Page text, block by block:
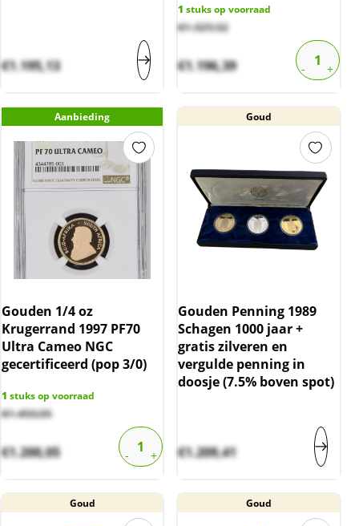
€1.195,13
1 stuks op voorraad
€1.329,32
€1.196,39
Aanbieding
Gouden 1/4 oz
Krugerrand 1997 PF70
Ultra Cameo NGC
gecertificeerd (pop 3/0)
1 stuks op voorraad
€1.450,05
€1.200,05
Goud
Gouden Penning 1989
Schagen 1000 jaar +
gratis zilveren en
vergulde penning in
doosje (7.5% boven spot)
€1.209,41
Goud Goud